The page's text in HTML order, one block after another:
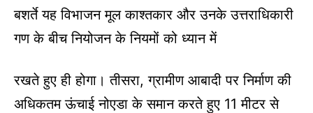
बशर्ते यह विभाजन मूल काश्तकार और उनके उत्तराधिकारी
गण के बीच नियोजन के नियमों को ध्यान में
रखते हुए ही होगा। तीसरा, ग्रामीण आबादी पर निर्माण की
अधिकतम ऊंचाई नोएडा के समान करते हुए 11 मीटर से